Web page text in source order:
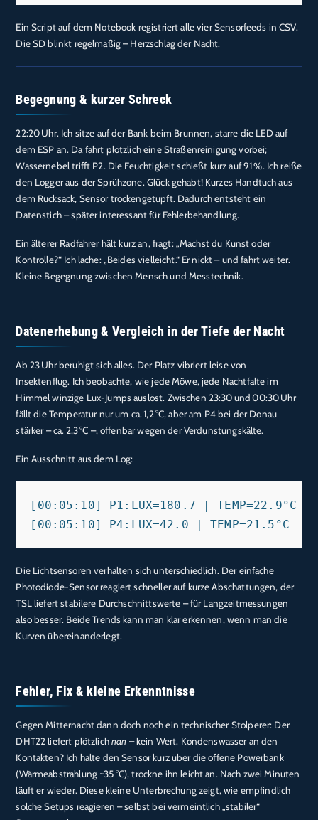
Ein Script auf dem Notebook registriert alle vier Sensorfeeds in CSV.
Die SD blinkt regelmäßig – Herzschlag der Nacht.
Begegnung & kurzer Schreck
22:20 Uhr. Ich sitze auf der Bank beim Brunnen, starre die LED auf
dem ESP an. Da fährt plötzlich eine Straßenreinigung vorbei;
Wassernebel trifft P2. Die Feuchtigkeit schießt kurz auf 91 %. Ich reiße
den Logger aus der Sprühzone. Glück gehabt! Kurzes Handtuch aus
dem Rucksack, Sensor trockengetupft. Dadurch entsteht ein
Datenstich – später interessant für Fehlerbehandlung.
Ein älterer Radfahrer hält kurz an, fragt: „Machst du Kunst oder
Kontrolle?“ Ich lache: „Beides vielleicht.“ Er nickt – und fährt weiter.
Kleine Begegnung zwischen Mensch und Messtechnik.
Datenerhebung & Vergleich in der Tiefe der Nacht
Ab 23 Uhr beruhigt sich alles. Der Platz vibriert leise von
Insektenflug. Ich beobachte, wie jede Möwe, jede Nachtfalte im
Himmel winzige Lux-Jumps auslöst. Zwischen 23:30 und 00:30 Uhr
fällt die Temperatur nur um ca. 1,2 °C, aber am P4 bei der Donau
stärker – ca. 2,3 °C –, offenbar wegen der Verdunstungskälte.
Ein Ausschnitt aus dem Log:
[00:05:10] P1:LUX=180.7 | TEMP=22.9°C
Die Lichtsensoren verhalten sich unterschiedlich. Der einfache
Photodiode-Sensor reagiert schneller auf kurze Abschattungen, der
TSL liefert stabilere Durchschnittswerte – für Langzeitmessungen
also besser. Beide Trends kann man klar erkennen, wenn man die
Kurven übereinanderlegt.
Fehler, Fix & kleine Erkenntnisse
Gegen Mitternacht dann doch noch ein technischer Stolperer: Der
DHT22 liefert plötzlichnan – kein Wert. Kondenswasser an den
Kontakten? Ich halte den Sensor kurz über die offene Powerbank
(Wärmeabstrahlung ~35 °C), trockne ihn leicht an. Nach zwei Minuten
läuft er wieder. Diese kleine Unterbrechung zeigt, wie empfindlich
solche Setups reagieren – selbst bei vermeintlich „stabiler“